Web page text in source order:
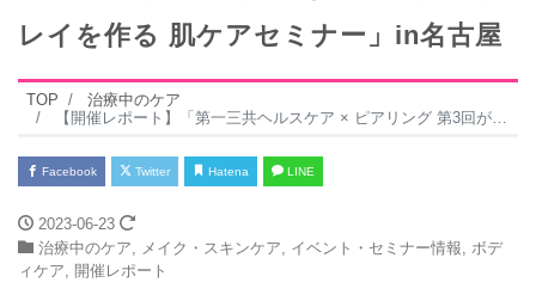
レイを作る 肌ケアセミナー」in名古屋
TOP
治療中のケア
【開催レポート】「第一三共ヘルスケア × ピアリング 第3回がん治療後のキレイを作る 肌ケアセミナー」in名古屋
Facebook Twitter Hatena LINE
2023-06-23
治療中のケア, メイク・スキンケア, イベント・セミナー情報, ボデ
ィケア, 開催レポート